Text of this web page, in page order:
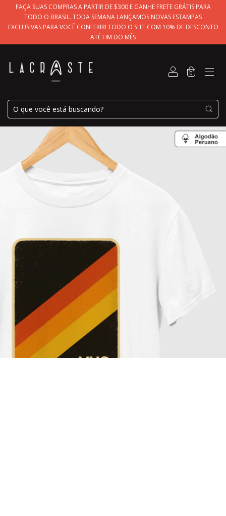
FAÇA SUAS COMPRAS A PARTIR DE $300 E GANHE FRETE GRÁTIS PARA
TODO O BRASIL. TODA SEMANA LANÇAMOS NOVAS ESTAMPAS
EXCLUSIVAS PARA VOCÊ CONFERIR! TODO O SITE COM 10% DE DESCONTO
ATÉ FIM DO MÊS
0